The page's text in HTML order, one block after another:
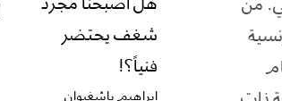
شغف يحتضر
فنياً؟!
ابراهيم باشغيوان